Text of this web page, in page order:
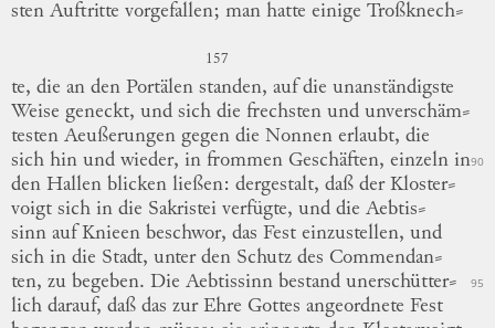
sten Auftritte vorgefallen; man hatte einige Troßknech⸗
157
te, die an den Portälen standen, auf die unanständigste
Weise geneckt, und sich die frechsten und unverschäm⸗
testen Aeußerungen gegen die Nonnen erlaubt, die
sich hin und wieder, in frommen Geschäften, einzeln in90
den Hallen blicken ließen: dergestalt, daß der Kloster⸗
voigt sich in die Sakristei verfügte, und die Aebtis⸗
sinn auf Knieen beschwor, das Fest einzustellen, und
sich in die Stadt, unter den Schutz des Commendan⸗
ten, zu begeben. Die Aebtissinn bestand unerschütter⸗ 95
lich darauf, daß das zur Ehre Gottes angeordnete Fest